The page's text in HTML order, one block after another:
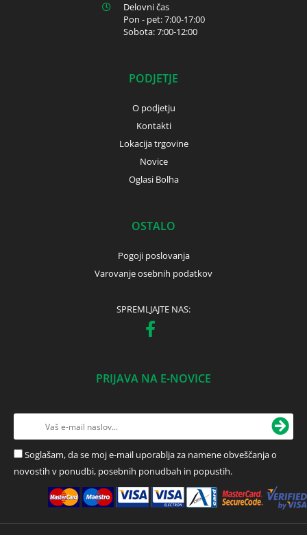
Delovni čas
Pon - pet: 7:00-17:00
Sobota: 7:00-12:00
PODJETJE
O podjetju
Kontakti
Lokacija trgovine
Novice
Oglasi Bolha
OSTALO
Pogoji poslovanja
Varovanje osebnih podatkov
SPREMLJAJTE NAS:
PRIJAVA NA E-NOVICE
Soglašam, da se moj e-mail uporablja za namene obveščanja o
novostih v ponudbi, posebnih ponudbah in popustih.